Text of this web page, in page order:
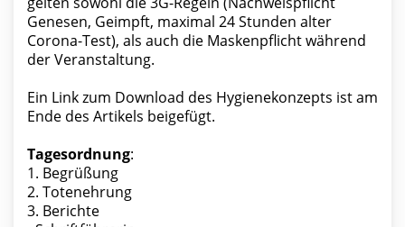
Genesen, Geimpft, maximal 24 Stunden alter
Corona-Test), als auch die Maskenpflicht während
der Veranstaltung.
Ein Link zum Download des Hygienekonzepts ist am
Ende des Artikels beigefügt.
Tagesordnung:
1. Begrüßung
2. Totenehrung
3. Berichte